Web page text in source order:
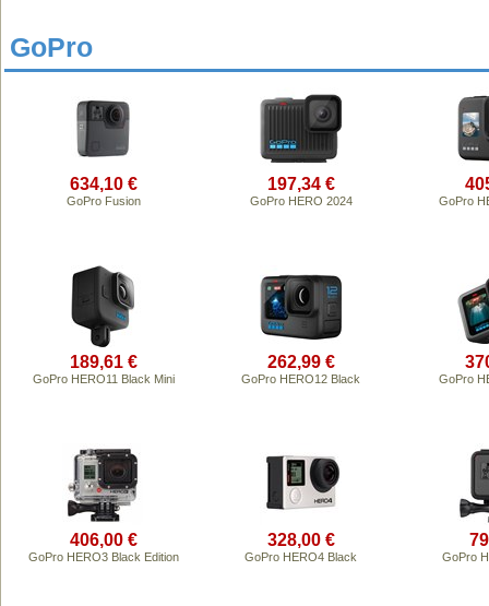
GoPro
634,10 €
GoPro Fusion
197,34 €
GoPro HERO 2024 GoPro
189,61 €
GoPro HERO11 Black Mini
262,99 €
GoPro HERO12 Black GoPro
406,00 €
GoPro HERO3 Black Edition
328,00 €
GoPro HERO4 Black GoPro